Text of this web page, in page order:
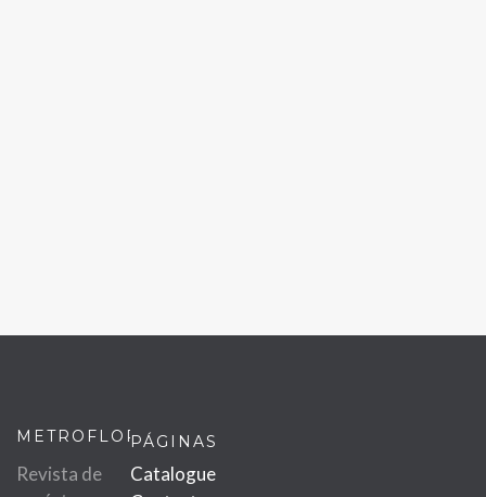
METROFLOR
Revista de
PÁGINAS
Catalogue